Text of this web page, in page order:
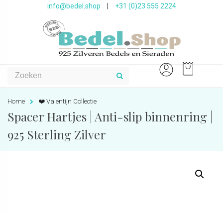
info@bedel.shop +31 (0)23 555 2224
Home ❤️ Valentijn Collectie
Spacer Hartjes | Anti-slip binnenring |
925 Sterling Zilver